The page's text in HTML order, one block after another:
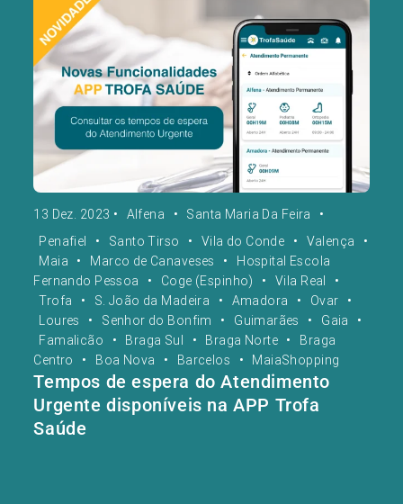
13 Dez. 2023 • Alfena • Santa Maria Da Feira
•
Penafiel
• Santo Tirso • Vila do Conde • Valença
•
Maia
• Marco de Canaveses •
Hospital Escola
Fernando Pessoa
• Coge (Espinho) • Vila Real
•
Trofa
• S. João da Madeira • Amadora • Ovar
•
Loures
• Senhor do Bonfim • Guimarães • Gaia
•
Famalicão
• Braga Sul • Braga Norte •
Braga
Centro
• Boa Nova • Barcelos • MaiaShopping
Tempos de espera do Atendimento
Urgente disponíveis na APP Trofa
Saúde